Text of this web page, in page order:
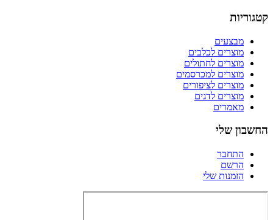
קטגוריות
מבצעים
מוצרים לכלבים
מוצרים לחתולים
מוצרים למכרסמים
מוצרים לציפורים
מוצרים לדגים
מאמרים
החשבון שלי
התחבר
הרשם
הזמנות שלי